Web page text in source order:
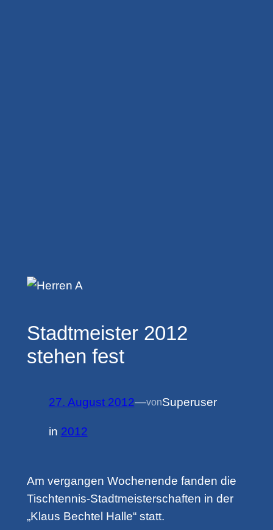
Stadtmeister 2012
stehen fest
27. August 2012—vonSuperuser
in 2012
Am vergangen Wochenende fanden die
Tischtennis-Stadtmeisterschaften in der
„Klaus Bechtel Halle“ statt.